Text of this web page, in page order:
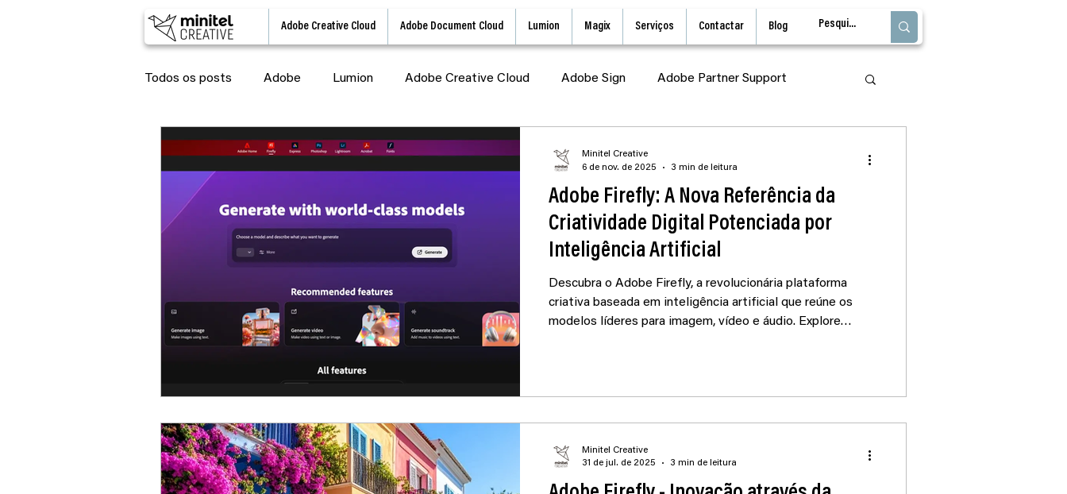
Adobe Creative Cloud Adobe Document Cloud Lumion Magix Serviços Contactar Blog
Todos os posts Adobe Lumion Adobe Creative Cloud Adobe Sign Adobe Partner Support
Lumion updates IA Adobe Document Cloud Adobe Express
Lumion View Lumion Cloud Tutorial Adobe Stock
Adobe Firefly: A Nova Referência da
Criatividade Digital Potenciada por
Inteligência Artificial
Descubra o Adobe Firefly, a revolucionária plataforma
criativa baseada em inteligência artificial que reúne os
modelos líderes para imagem, vídeo e áudio. Explore
integração total com o ecossistema Adobe Creative
Minitel Creative
6 de nov. de 2025
3 min de leitura
Minitel Creative
31 de jul. de 2025
3 min de leitura